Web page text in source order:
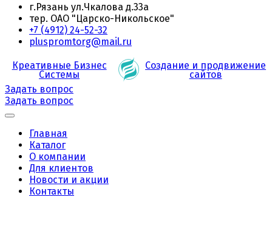
г.Рязань ул.Чкалова д.33а
тер. ОАО "Царско-Никольское"
+7 (4912) 24-52-32
pluspromtorg@mail.ru
Креативные Бизнес
Системы
Создание и продвижение
сайтов
Задать вопрос
Задать вопрос
Главная
Каталог
О компании
Для клиентов
Новости и акции
Контакты